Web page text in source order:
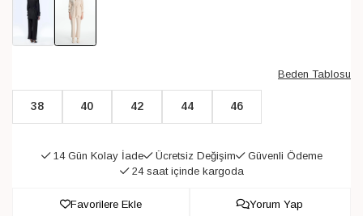
Beden Tablosu
38 40 42 44 46
14 Gün Kolay İade Ücretsiz Değişim
Güvenli Ödeme
24 saat içinde kargoda
Favorilere Ekle Yorum Yap